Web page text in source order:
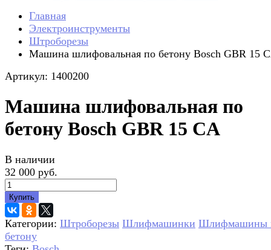
Главная
Электроинструменты
Штроборезы
Машина шлифовальная по бетону Bosch GBR 15
Артикул: 1400200
Машина шлифовальная по
бетону Bosch GBR 15 CA
В наличии
32 000 руб.
Купить
Категории: Штроборезы Шлифмашинки Шлифмашины
бетону